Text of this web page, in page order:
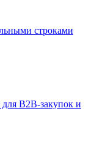
строками
B2B-закупок и